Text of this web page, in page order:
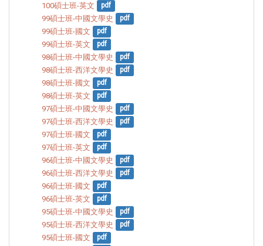
100碩士班-英文 pdf
99碩士班-中國文學史 pdf
99碩士班-國文 pdf
99碩士班-英文 pdf
98碩士班-中國文學史 pdf
98碩士班-西洋文學史 pdf
98碩士班-國文 pdf
98碩士班-英文 pdf
97碩士班-中國文學史 pdf
97碩士班-西洋文學史 pdf
97碩士班-國文 pdf
97碩士班-英文 pdf
96碩士班-中國文學史 pdf
96碩士班-西洋文學史 pdf
96碩士班-國文 pdf
96碩士班-英文 pdf
95碩士班-中國文學史 pdf
95碩士班-西洋文學史 pdf
95碩士班-國文 pdf